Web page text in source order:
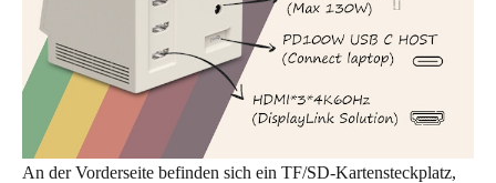
An der Vorderseite befinden sich ein TF/SD-Kartensteckplatz,